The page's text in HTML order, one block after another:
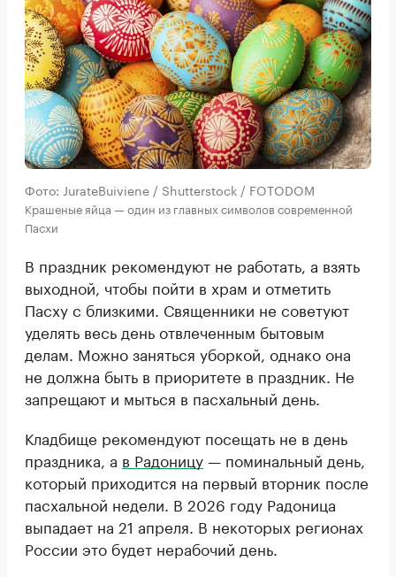
Фото: JurateBuiviene / Shutterstock / FOTODOM
Крашеные яйца — один из главных символов современной
Пасхи
В праздник рекомендуют не работать, а взять
выходной, чтобы пойти в храм и отметить
Пасху с близкими. Священники не советуют
уделять весь день отвлеченным бытовым
делам. Можно заняться уборкой, однако она
не должна быть в приоритете в праздник. Не
запрещают и мыться в пасхальный день.
Кладбище рекомендуют посещать не в день
праздника, а в Радоницу— поминальный день,
который приходится на первый вторник после
пасхальной недели. В 2026 году Радоница
выпадает на 21 апреля. В некоторых регионах
России это будет нерабочий день.